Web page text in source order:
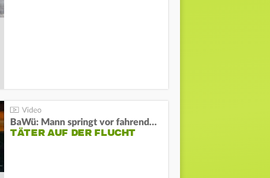
BaWü: Mann springt vor fahrendes Auto und schießt
TÄTER AUF DER FLUCHT